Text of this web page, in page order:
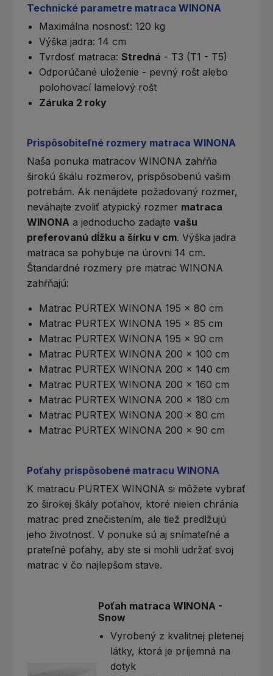
Technické parametre matraca WINONA
Maximálna nosnosť: 120 kg
Výška jadra: 14 cm
Tvrdosť matraca: Stredná - T3 (T1 - T5)
Odporúčané uloženie - pevný rošt alebo
polohovací lamelový rošt
Záruka 2 roky
Prispôsobiteľné rozmery matraca WINONA
Naša ponuka matracov WINONA zahŕňa
širokú škálu rozmerov, prispôsobenú vašim
potrebám. Ak nenájdete požadovaný rozmer,
neváhajte zvoliť atypický rozmer matraca
WINONA a jednoducho zadajte vašu
preferovanú dĺžku a šírku v cm. Výška jadra
matraca sa pohybuje na úrovni 14 cm.
Štandardné rozmery pre matrac WINONA
zahŕňajú:
Matrac PURTEX WINONA 195 x 80 cm
Matrac PURTEX WINONA 195 x 85 cm
Matrac PURTEX WINONA 195 x 90 cm
Matrac PURTEX WINONA 200 x 100 cm
Matrac PURTEX WINONA 200 x 140 cm
Matrac PURTEX WINONA 200 x 160 cm
Matrac PURTEX WINONA 200 x 180 cm
Matrac PURTEX WINONA 200 x 80 cm
Matrac PURTEX WINONA 200 x 90 cm
Poťahy prispôsobené matracu WINONA
K matracu PURTEX WINONA si môžete vybrať
zo širokej škály poťahov, ktoré nielen chránia
matrac pred znečistením, ale tiež predlžujú
jeho životnosť. V ponuke sú aj snímateľné a
prateľné poťahy, aby ste si mohli udržať svoj
matrac v čo najlepšom stave.
Poťah matraca WINONA -
Snow
Vyrobený z kvalitnej pletenej
látky, ktorá je príjemná na
dotyk